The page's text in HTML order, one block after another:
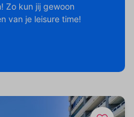
Zo kun jij gewoon
van je leisure time!